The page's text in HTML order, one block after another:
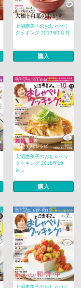
上沼恵美子のおしゃべり
クッキング 2017年1月号
購入
上沼恵美子のおしゃべり
クッキング 2016年10
月...
購入
上沼恵美子のおしゃべり